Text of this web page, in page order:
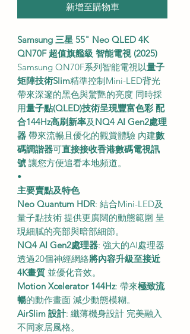
新增至購物車
Samsung 三星 55" Neo QLED 4K
QN70F 超值旗艦級 智能電視 (2025)
Samsung QN70F系列智能電視以量子
矩陣技術Slim精準控制Mini-LED背光
帶來深邃的黑色與驚艷的亮度 同時採
用量子點(QLED)技術呈現豐富色彩 配
合144Hz高刷新率及 NQ4 AI Gen2處理
器 帶來流暢且優化的觀賞體驗 內建數
碼調諧器可直接接收香港數碼電視訊
號 讓您方便追看本地頻道。
•
主要賣點及特色
Neo Quantum HDR: 結合Mini-LED及
量子點技術 提供更廣闊的動態範圍 呈
現細膩的亮部與暗部細節。
NQ4 AI Gen2處理器: 強大的AI處理器
透過20個神經網絡將內容升級至接近
4K畫質 並優化音效。
Motion Xcelerator 144Hz: 帶來極致流
暢的動作畫面 減少動態模糊。
AirSlim 設計: 纖薄機身設計 完美融入
不同家居風格。